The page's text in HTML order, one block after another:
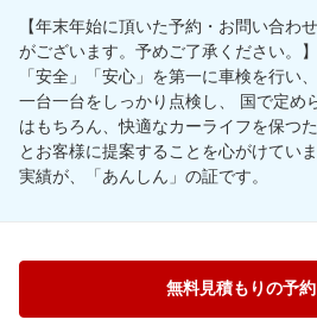
【年末年始に頂いた予約・お問い合わ
がございます。予めご了承ください。
「安全」「安心」を第一に車検を行い
一台一台をしっかり点検し、 国で定め
はもちろん、快適なカーライフを保つ
とお客様に提案することを心がけてい
実績が、「あんしん」の証です。
無料見積もりの予